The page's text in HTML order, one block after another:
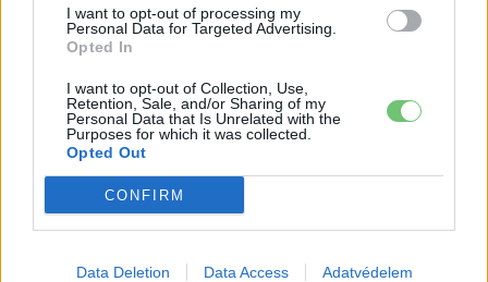
I want to opt-out of processing my
Personal Data for Targeted Advertising.
Opted In
I want to opt-out of Collection, Use,
Retention, Sale, and/or Sharing of my
Personal Data that Is Unrelated with the
Purposes for which it was collected.
Opted Out
CONFIRM
Data Deletion Data Access Adatvédelem
A Honda is újrahasznosítja az
elhasználódott akkumulátorait
Európában
e-cars.hu - 2020-04-16 0 hozzászólás
Szorosabb együttműködést alakít ki a Honda Motor Europe és az
SNAM (Société Nouvelle d’Affinage des Métaux) vállalat, hogy
meghosszabbítsák az elhasználódott akkumulátorok élettartamát.